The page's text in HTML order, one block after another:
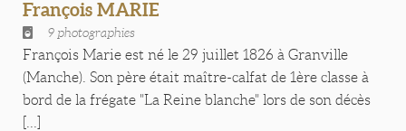
François MARIE
9 photographies
François Marie est né le 29 juillet 1826 à Granville
(Manche). Son père était maître-calfat de 1ère classe à
bord de la frégate "La Reine blanche" lors de son décès